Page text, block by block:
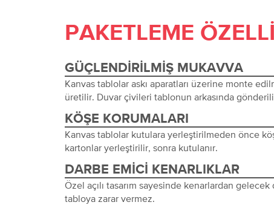
PAKETLEME
GÜÇLENDIRILMIŞ MUKAVVA
Kanvas tablolar askı aparatları üzerine monte
üretilir. Duvar çivileri tablonun arkasında
KÖŞE KORUMALARI
Kanvas tablolar kutulara yerleştirilmeden önce
kartonlar yerleştirilir, sonra kutulanır.
DARBE EMICI KENARLIKLAR
Özel açılı tasarım sayesinde kenarlardan
tabloya zarar vermez.